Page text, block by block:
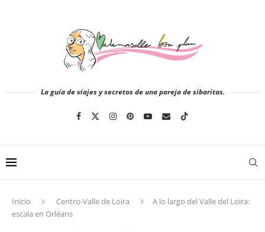
La guía de viajes y secretos de una pareja de sibaritas.
Inicio Centro-Valle de Loira
A lo largo del Valle del Loira:
escala en Orléans